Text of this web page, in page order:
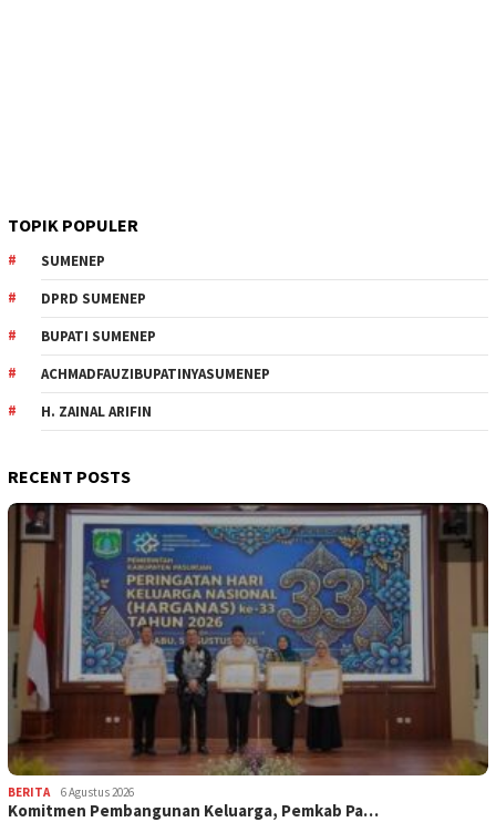
TOPIK POPULER
SUMENEP
DPRD SUMENEP
BUPATI SUMENEP
ACHMADFAUZIBUPATINYASUMENEP
H. ZAINAL ARIFIN
RECENT POSTS
BERITA 6 Agustus 2026
Komitmen Pembangunan Keluarga, Pemkab Pa…